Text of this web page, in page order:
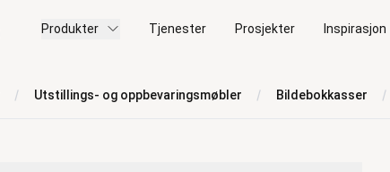
Produkter Tjenester Prosjekter Inspirasjon
Utstillings- og oppbevaringsmøbler Bildebokkasser